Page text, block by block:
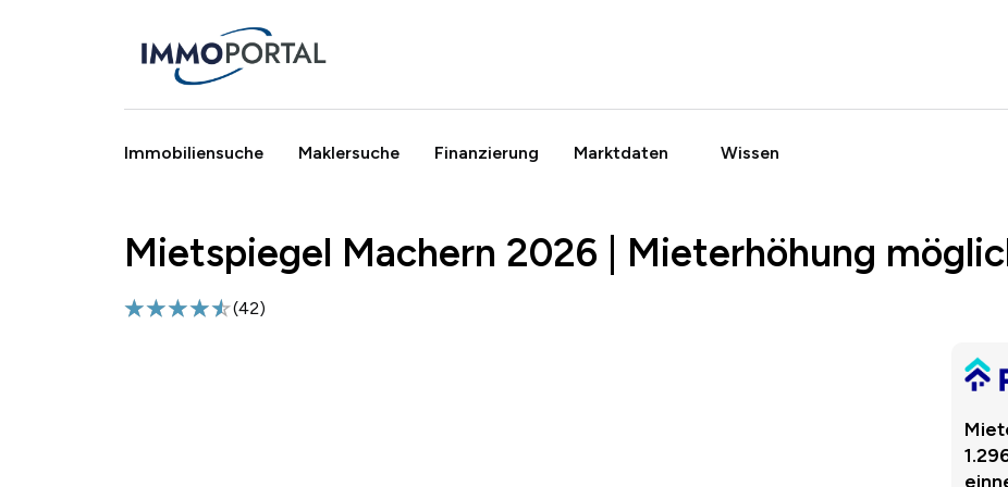
Immobiliensuche Maklersuche Finanzierung Marktdaten Wissen
Breadcrumb
Mietspiegel Machern 2026 | Mieterhöhung
(42)